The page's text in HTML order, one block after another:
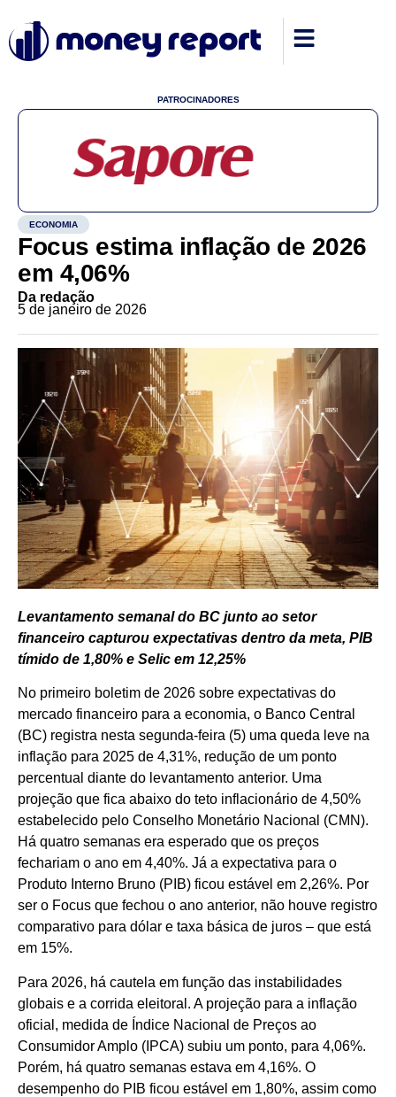
PATROCINADORES
ECONOMIA
Focus estima inflação de 2026
em 4,06%
Da redação
5 de janeiro de 2026
Levantamento semanal do BC junto ao setor
financeiro capturou expectativas dentro da meta, PIB
tímido de 1,80% e Selic em 12,25%
No primeiro boletim de 2026 sobre expectativas do
mercado financeiro para a economia, o Banco Central
(BC) registra nesta segunda-feira (5) uma queda leve na
inflação para 2025 de 4,31%, redução de um ponto
percentual diante do levantamento anterior. Uma
projeção que fica abaixo do teto inflacionário de 4,50%
estabelecido pelo Conselho Monetário Nacional (CMN).
Há quatro semanas era esperado que os preços
fechariam o ano em 4,40%. Já a expectativa para o
Produto Interno Bruno (PIB) ficou estável em 2,26%. Por
ser o Focus que fechou o ano anterior, não houve registro
comparativo para dólar e taxa básica de juros – que está
em 15%.
Para 2026, há cautela em função das instabilidades
globais e a corrida eleitoral. A projeção para a inflação
oficial, medida de Índice Nacional de Preços ao
Consumidor Amplo (IPCA) subiu um ponto, para 4,06%.
Porém, há quatro semanas estava em 4,16%. O
desempenho do PIB ficou estável em 1,80%, assim como